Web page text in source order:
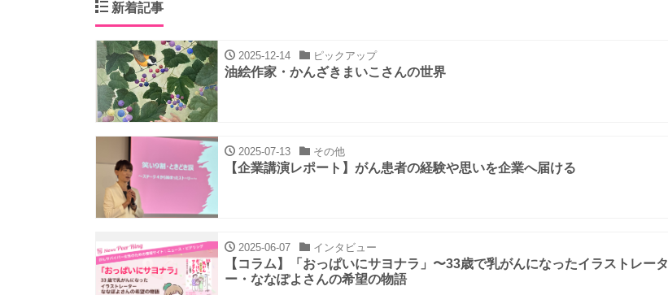
新着記事
2025-12-14 ピックアップ
油絵作家・かんざきまいこさんの世界
2025-07-13 その他
【企業講演レポート】がん患者の経験や思いを企業へ届ける
2025-06-07 インタビュー
【コラム】「おっぱいにサヨナラ」〜33歳で乳がんになったイラストレータ
ー・ななぽよさんの希望の物語